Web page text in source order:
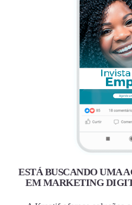
ESTÁ BUSCANDO UMA
EM MARKETING